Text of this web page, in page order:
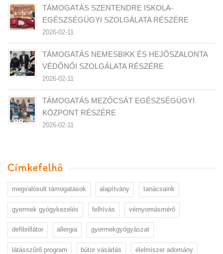
TÁMOGATÁS SZENTENDRE ISKOLA-
EGÉSZSÉGÜGYI SZOLGÁLATA RÉSZÉRE
2026-02-11
TÁMOGATÁS NEMESBIKK ÉS HEJŐSZALONTA
VÉDŐNŐI SZOLGÁLATA RÉSZÉRE
2026-02-11
TÁMOGATÁS MEZŐCSÁT EGÉSZSÉGÜGYI
KÖZPONT RÉSZÉRE
2026-02-11
Címkefelhő
megvalósult támogatások alapítvány tanácsaink
gyermek gyógykezelés felhívás vérnyomásmérő
defibrillátor allergia gyermekgyógyászat
látásszűrő program bútor vásárlás élelmiszer adomány